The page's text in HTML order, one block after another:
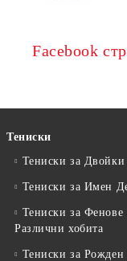
Facebook
Тениски
Тениски за Двойки
Тениски за Имен
Тениски за Фенове
Различни хобита
Тениски за Рожден